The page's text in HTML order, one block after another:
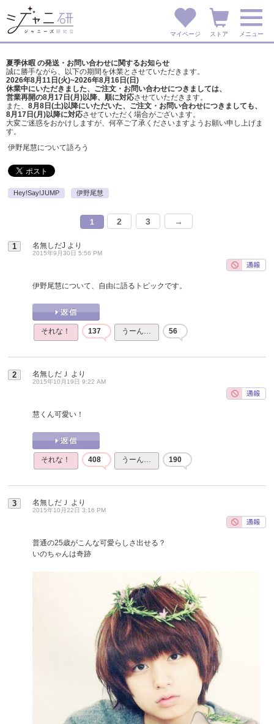
マイページ ストア メニュー
夏季休暇 の発送・お問い合わせに関するお知らせ
誠に勝手ながら、以下の期間を休業とさせていただきます。
2026年8月11日(火)~2026年8月16日(日)
休業中にいただきました、ご注文・お問い合わせにつきましては、
営業再開の8月17日(月)以降、順に対応させていただきます。
また、 8月8日(土)以降にいただいた、ご注文・ お問い合わせにつきましても、
8月17日(月)以降に対応させていただく場合がございます。
大変ご迷惑をおかけしますが、 何卒ご了承くださいますようお願い申し上げま
す。
伊野尾慧について語ろう
Hey!Say!JUMP 伊野尾慧
1 2 3 →
1 名無しだJ より
2015年9月30日 5:56 PM
伊野尾慧について、自由に語るトピックです。
それな！ 137 うーん… 56
2 名無しだＪ より
2015年10月19日 9:22 AM
慧くん可愛い！
それな！ 408 うーん… 190
3 名無しだＪ より
2015年10月22日 3:16 PM
普通の25歳がこんな可愛らしさ出せる？
いのちゃんは奇跡